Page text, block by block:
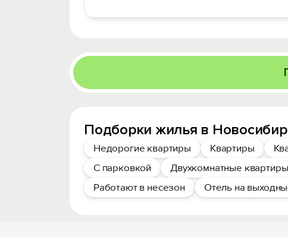
Подборки жилья в
Недорогие квартиры Квартиры
С парковкой
Двухкомнатные квартиры
Работают в несезон
Отель на